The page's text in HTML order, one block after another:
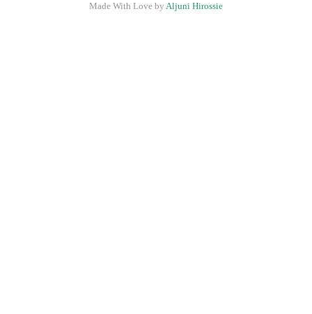
Made With Love by Aljuni Hirossie